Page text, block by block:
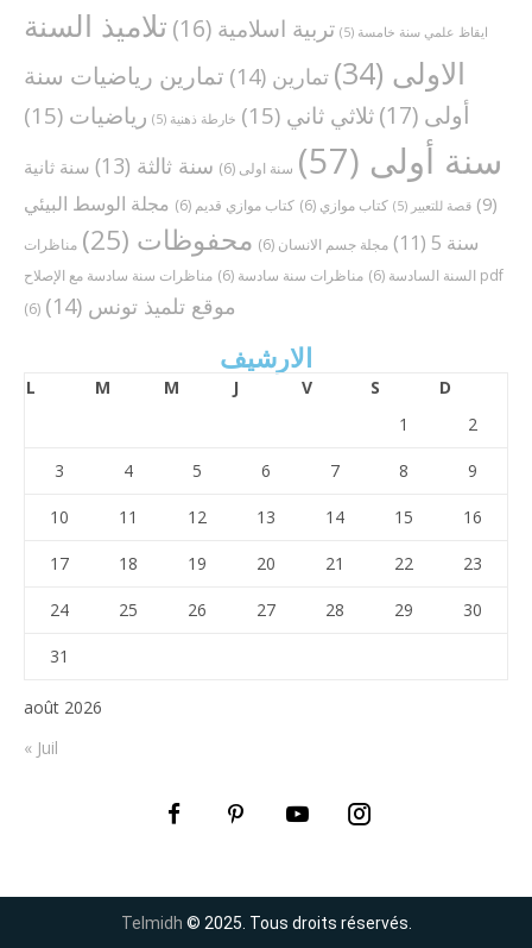
ايقاظ علمي سنة خامسة (5) تربية اسلامية (16)
تلاميذ السنة
الاولى (34) تمارين (14)
تمارين رياضيات سنة
أولى (17) ثلاثي ثاني (15) خارطة ذهنية (5) رياضيات (15)
سنة أولى (57) سنة اولى (6) سنة ثالثة (13)
سنة ثانية
(9)
قصة للتعبير (5) كتاب موازي (6) كتاب موازي قديم (6)
مجلة الوسط البيئي
سنة 5
(11) مجلة جسم الانسان (6) محفوظات (25)
مناظرات
السنة السادسة (6) مناظرات سنة سادسة (6)
مناظرات سنة سادسة مع الإصلاح pdf
(6)
موقع تلميذ تونس (14)
الارشيف
août 2026
L M M J V S
D
1
2
3 4 5 6 7 8 9
10 11 12 13 14 15 16
17 18 19 20 21 22 23
24 25 26 27 28 29 30
31
« Juil
Telmidh © 2025. Tous droits réservés.